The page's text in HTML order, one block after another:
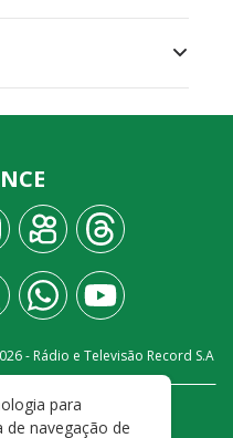
- Rádio e Televisão Record S.A
PRIVACIDADE
para
de navegação de